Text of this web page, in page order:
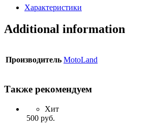
Характеристики
Additional information
Производитель MotoLand
Также рекомендуем
Хит
500 руб.